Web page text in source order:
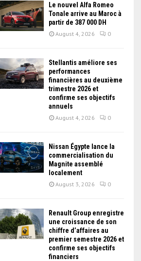
Le nouvel Alfa Romeo
Tonale arrive au Maroc à
partir de 387 000 DH
August 4, 2026 0
Stellantis améliore ses
performances
financières au deuxième
trimestre 2026 et
confirme ses objectifs
annuels
August 4, 2026 0
Nissan Égypte lance la
commercialisation du
Magnite assemblé
localement
August 3, 2026 0
Renault Group enregistre
une croissance de son
chiffre d’affaires au
premier semestre 2026 et
confirme ses objectifs
financiers